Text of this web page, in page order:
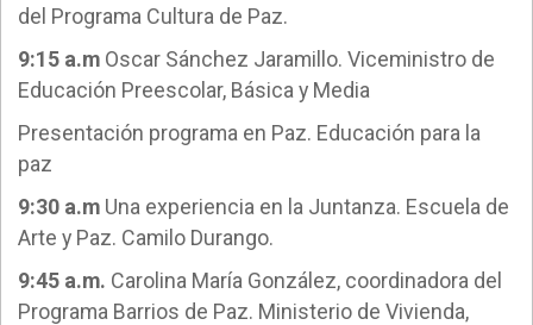
del Programa Cultura de Paz.
9:15 a.m Oscar Sánchez Jaramillo. Viceministro de
Educación Preescolar, Básica y Media
Presentación programa en Paz. Educación para la
paz
9:30 a.m Una experiencia en la Juntanza. Escuela de
Arte y Paz. Camilo Durango.
9:45 a.m. Carolina María González, coordinadora del
Programa Barrios de Paz. Ministerio de Vivienda,